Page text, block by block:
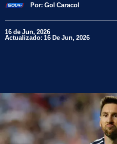
Por: Gol Caracol
16 de Jun, 2026
Actualizado: 16 De Jun, 2026